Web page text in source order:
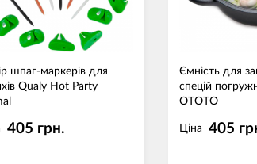
шпаг-маркерів для
Qualy Hot Party
405 грн.
Ємність для
спецій
OTOTO
Ціна405